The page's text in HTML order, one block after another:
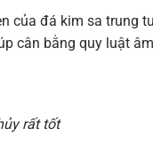
của đá kim sa trung
cân bằng quy luật
rất tốt